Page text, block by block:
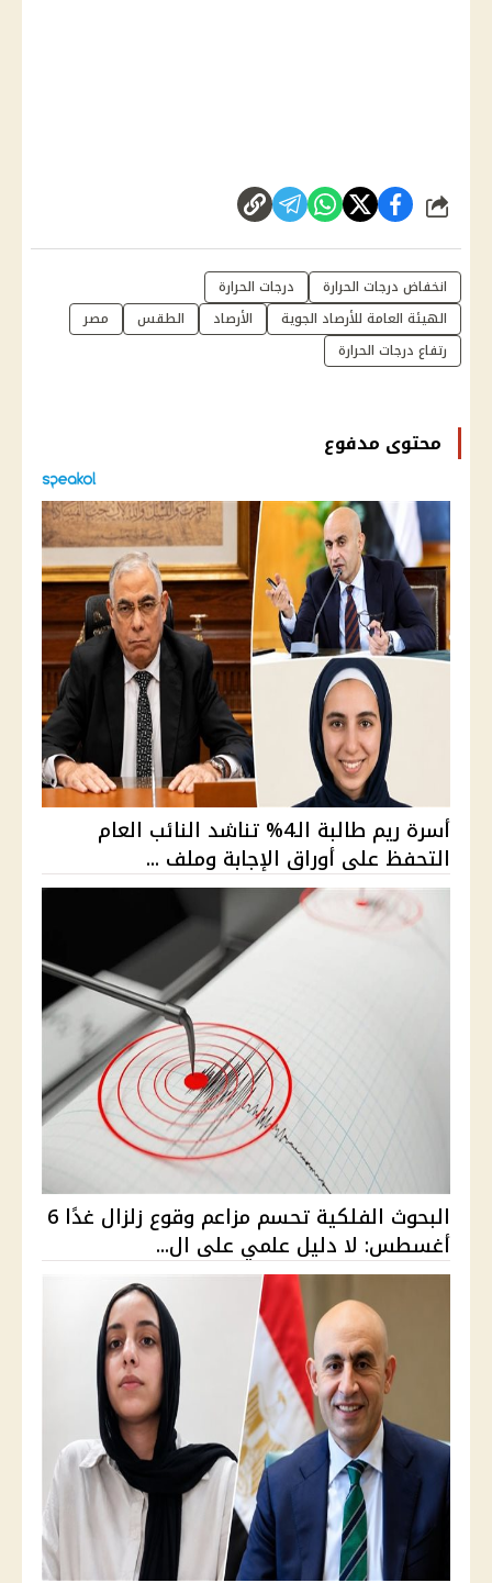
شارك
انخفاض درجات الحرارة
درجات الحرارة
الهيئة العامة للأرصاد الجوية
الأرصاد الطقس
مصر
رتفاع درجات الحرارة
محتوى مدفوع
أسرة ريم طالبة الـ4% تناشد النائب العام
التحفظ على أوراق الإجابة وملف ...
البحوث الفلكية تحسم مزاعم وقوع زلزال غدًا 6
أغسطس: لا دليل علمي على ال...